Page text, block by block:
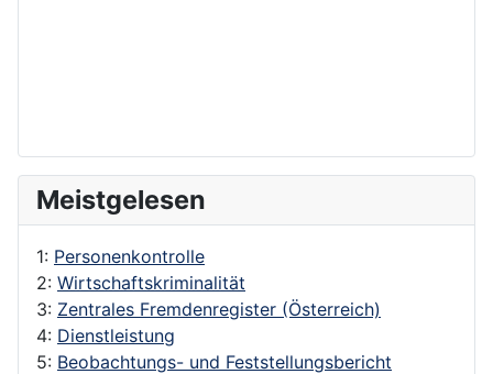
Meistgelesen
1: Personenkontrolle
2: Wirtschaftskriminalität
3: Zentrales Fremdenregister (Österreich)
4: Dienstleistung
5: Beobachtungs- und Feststellungsbericht